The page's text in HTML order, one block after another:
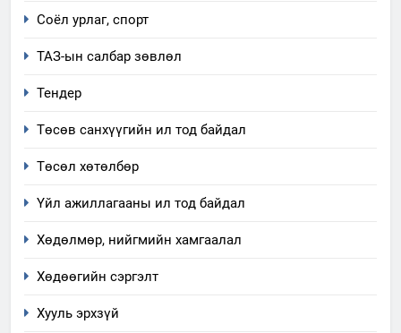
Соёл урлаг, спорт
ТАЗ-ын салбар зөвлөл
Тендер
Төсөв санхүүгийн ил тод байдал
Төсөл хөтөлбөр
Үйл ажиллагааны ил тод байдал
Хөдөлмөр, нийгмийн хамгаалал
Хөдөөгийн сэргэлт
Хууль эрхзүй
7
байгаа хууль тогтоомж
8
үйлдвэрлэл, үйлчилгээ,
технологийн хүн, мал, амьтны
үзүүлэх буюу үзүүлж байгаа
ИЛ ТОД БАЙДАЛ
Нээлттэй засгийн түншлэл